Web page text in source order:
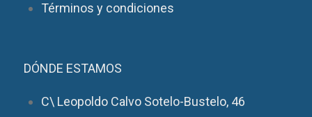
Términos y condiciones
DÓNDE ESTAMOS
C\ Leopoldo Calvo Sotelo-Bustelo, 46